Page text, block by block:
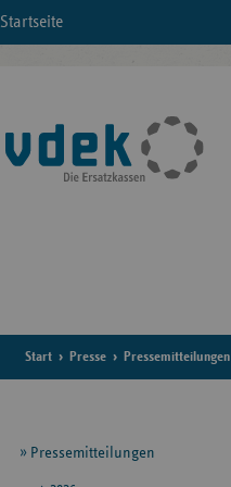
Startseite
Start Presse Pressemitteilungen
Seitennavigation
Pressemitteilungen